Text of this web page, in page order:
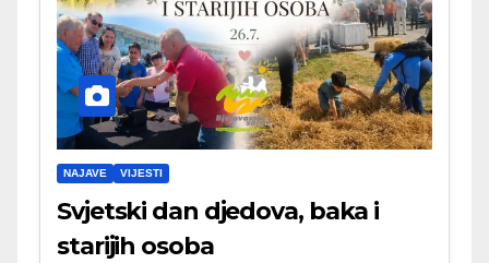
NAJAVE VIJESTI
Svjetski dan djedova, baka i
starijih osoba